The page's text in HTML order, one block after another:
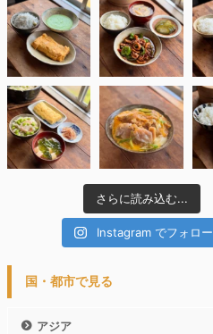
さらに読み込む...
Instagram でフォロー
国・都市で見る
アジア